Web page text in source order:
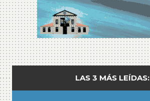
LAS 3 MÁS LEÍDAS: